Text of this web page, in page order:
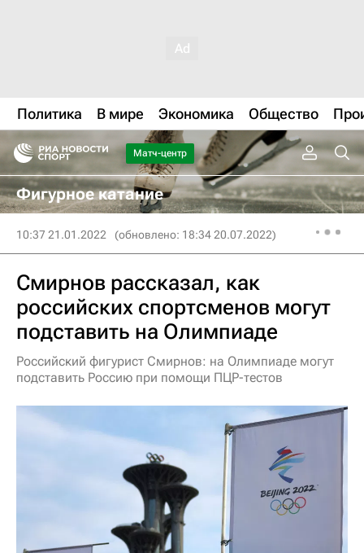
Политика В мире Экономика Общество
Матч-центр
Фигурное катание
10:37 21.01.2022 (обновлено: 18:34 20.07.2022)
Смирнов рассказал, как
российских спортсменов могут
подставить на Олимпиаде
Российский фигурист Смирнов: на Олимпиаде могут
подставить Россию при помощи ПЦР-тестов